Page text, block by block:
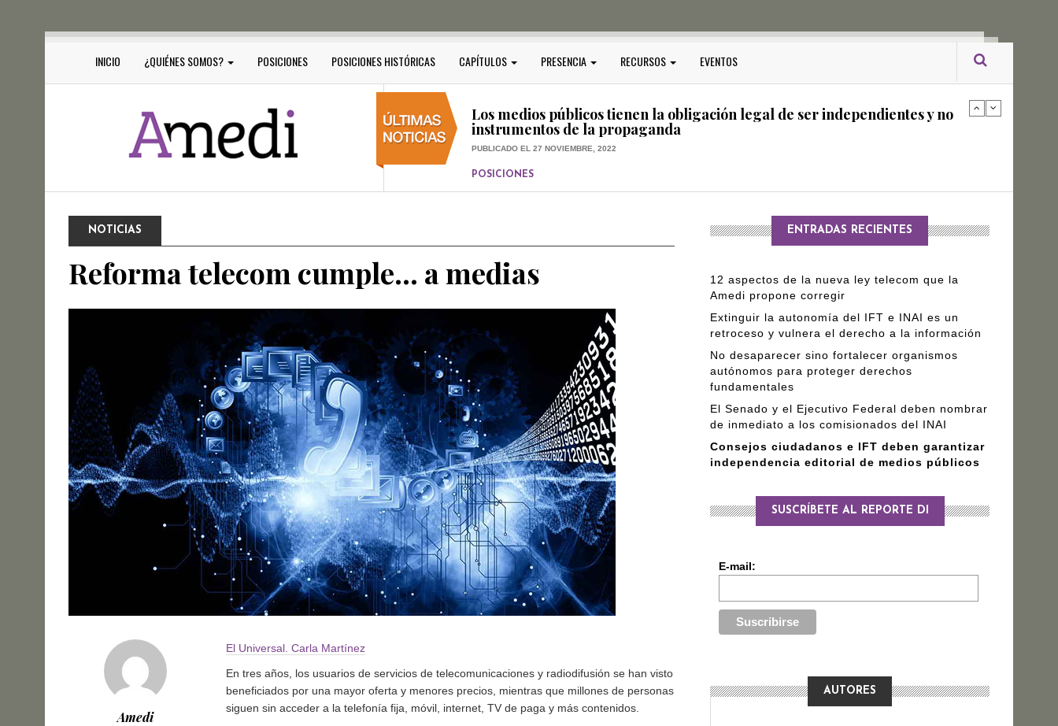
INICIO ¿QUIÉNES SOMOS? POSICIONES POSICIONES HISTÓRICAS CAPÍTULOS PRESENCIA RECURSOS EVENTOS
PUBLICADO EL 17 DICIEMBRE, 2022
Los medios públicos tienen la obligación legal de ser independientes y no
instrumentos de la propaganda
PUBLICADO EL 27 NOVIEMBRE, 2022
POSICIONES
Consejos ciudadanos e IFT deben garantizar independencia editorial de
NOTICIAS
Reforma telecom cumple… a medias
Amedi
El Universal. Carla Martínez
En tres años, los usuarios de servicios de telecomunicaciones y radiodifusión se han visto
beneficiados por una mayor oferta y menores precios, mientras que millones de personas
siguen sin acceder a la telefonía fija, móvil, internet, TV de paga y más contenidos.
ENTRADAS RECIENTES
12 aspectos de la nueva ley telecom que la
Amedi propone corregir
Extinguir la autonomía del IFT e INAI es un
retroceso y vulnera el derecho a la información
No desaparecer sino fortalecer organismos
autónomos para proteger derechos
fundamentales
El Senado y el Ejecutivo Federal deben nombrar
de inmediato a los comisionados del INAI
Consejos ciudadanos e IFT deben garantizar
independencia editorial de medios públicos
SUSCRÍBETE AL REPORTE DI
E-mail:
AUTORES